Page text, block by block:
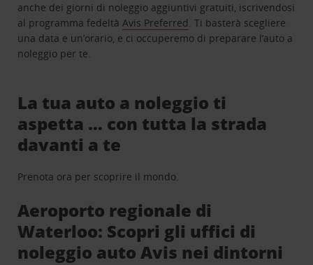
anche dei giorni di noleggio aggiuntivi gratuiti, iscrivendosi
al programma fedeltàAvis Preferred. Ti basterà scegliere
una data e un’orario, e ci occuperemo di preparare l’auto a
noleggio per te.
La tua auto a noleggio ti
aspetta … con tutta la strada
davanti a te
Prenota ora per scoprire il mondo.
Aeroporto regionale di
Waterloo: Scopri gli uffici di
noleggio auto Avis nei dintorni